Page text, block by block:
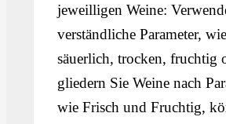
jeweilligen Weine:
verständliche Parameter,
säuerlich, trocken, fruchtig
gliedern Sie Weine nach
wie Frisch und Fruchtig,